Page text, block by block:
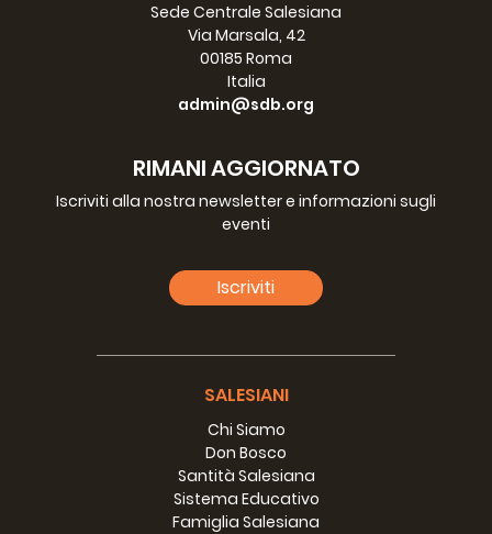
Sede Centrale Salesiana
Via Marsala, 42
00185 Roma
Italia
admin@sdb.org
RIMANI AGGIORNATO
Iscriviti alla nostra newsletter e informazioni sugli
eventi
Iscriviti
SALESIANI
Chi Siamo
Don Bosco
Santità Salesiana
Sistema Educativo
Famiglia Salesiana